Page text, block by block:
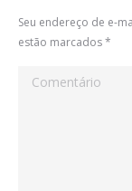
Seu endereço de e-
estão marcados*
Comentário